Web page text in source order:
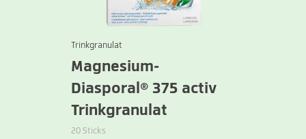
Trinkgranulat
Magnesium-
Diasporal® 375 activ
Trinkgranulat
20 Sticks